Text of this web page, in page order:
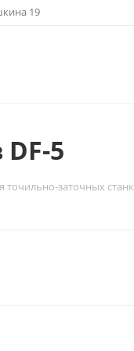
19
5
точильно-заточных